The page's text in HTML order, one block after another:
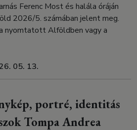
Ferenc Most és halála óráján
2026/5. számában jelent meg.
nyomtatott Alföldben vagy a
05. 13.
portré, identitás
Tompa Andrea